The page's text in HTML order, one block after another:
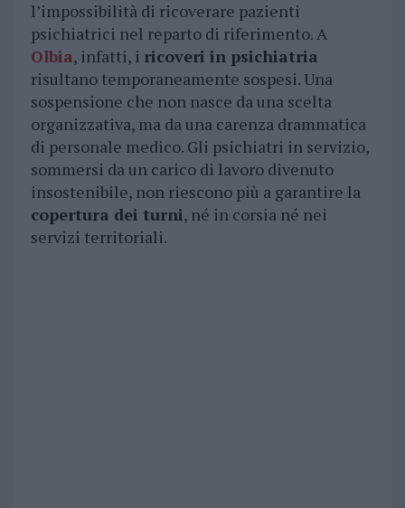
l’impossibilità di ricoverare pazienti
psichiatrici nel reparto di riferimento. A
Olbia, infatti, i ricoveri in psichiatria
risultano temporaneamente sospesi. Una
sospensione che non nasce da una scelta
organizzativa, ma da una carenza drammatica
di personale medico. Gli psichiatri in servizio,
sommersi da un carico di lavoro divenuto
insostenibile, non riescono più a garantire la
copertura dei turni, né in corsia né nei
servizi territoriali.